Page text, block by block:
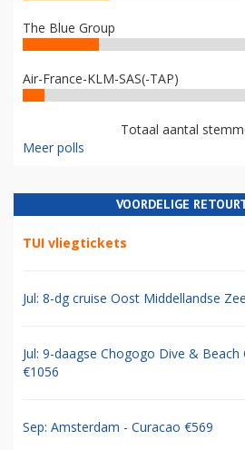
The Blue Group
Air-France-KLM-SAS(-TAP)
Totaal aantal
Meer polls
VOORDELIGE
TUI vliegtickets
Jul: 8-dg cruise Oost Middellandse
Jul: 9-daagse Chogogo Dive & Beach
€1056
Sep: Amsterdam - Curacao €569